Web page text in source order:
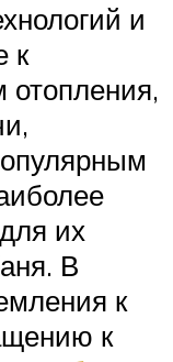
и
к
их
В
к
к